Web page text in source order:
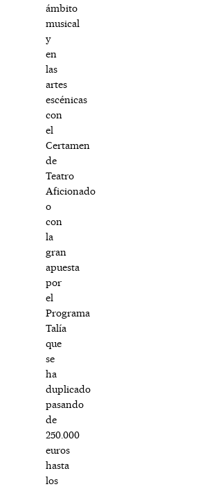
ámbito
musical
y
en
las
artes
escénicas
con
el
Certamen
de
Teatro
Aficionado
o
con
la
gran
apuesta
por
el
Programa
Talía
que
se
ha
duplicado
pasando
de
250.000
euros
hasta
los